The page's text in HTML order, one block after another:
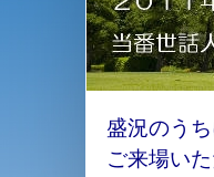
盛況のうち
ご来場い